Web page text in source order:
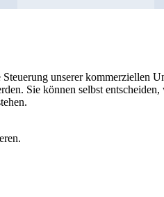
unserer kommerziellen
Sie können selbst